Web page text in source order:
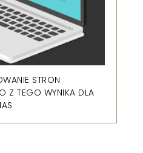
STRON
Z TEGO WYNIKA DLA